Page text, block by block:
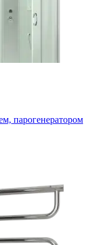
парогенератором